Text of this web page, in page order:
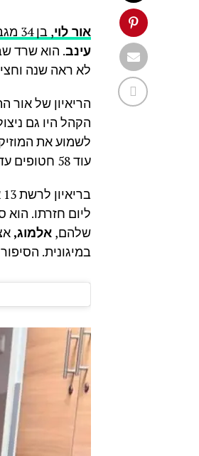
אור לוי, בן 34 מגבעתיים
עינב
לא ראה שנה
הריאיון של
הקהל היו גם
לשמוע את
עוד 58 חטופים עדיין בעזה ומחכים לחזור.
ליום חזרתו. הוא
שלהם, אלמוג,
במיגונית.